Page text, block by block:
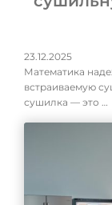
23.12.2025
Математика
встраиваемую
сушилка — это …